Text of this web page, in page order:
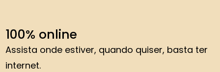
100% online
Assista onde estiver, quando quiser, basta ter
internet.